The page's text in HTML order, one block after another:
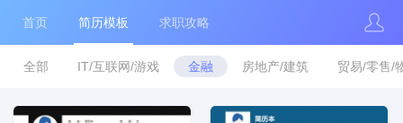
首页 简历模板 求职攻略
全部 IT/互联网/游戏 金融 房地产/建筑 贸易/零售/